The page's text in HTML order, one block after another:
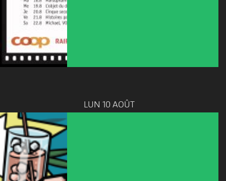
LUN 10 AOÛT